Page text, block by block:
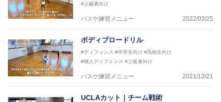
#上級者向け
バスケ練習メニュー 2022/03/25
ボディブロードリル
#ディフェンス #中学生向け #高校生向け
#個人ディフェンス #上級者向け
バスケ練習メニュー 2021/12/21
UCLAカット｜チーム戦術